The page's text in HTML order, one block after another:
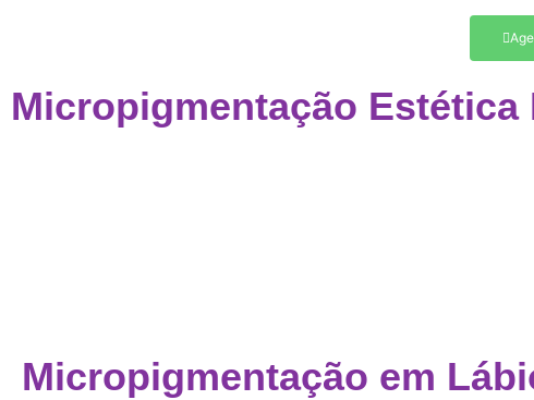
Micropigmentação Estética
Micropigmentação em